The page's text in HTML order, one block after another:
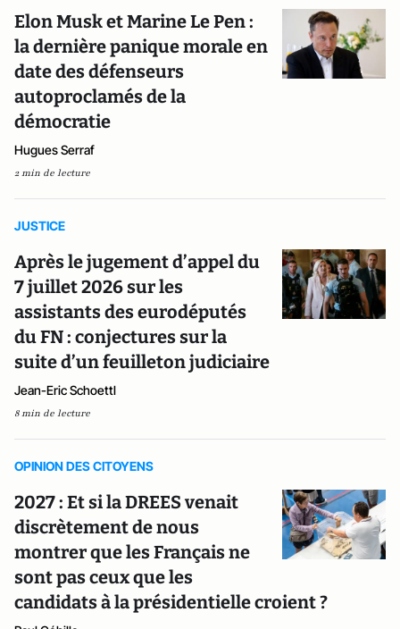
Elon Musk et Marine Le Pen :
la dernière panique morale en
date des défenseurs
autoproclamés de la
démocratie
Hugues Serraf
2 min de lecture
JUSTICE
Après le jugement d’appel du
7 juillet 2026 sur les
assistants des eurodéputés
du FN : conjectures sur la
suite d’un feuilleton judiciaire
Jean-Eric Schoettl
8 min de lecture
OPINION DES CITOYENS
2027 : Et si la DREES venait
discrètement de nous
montrer que les Français ne
sont pas ceux que les
candidats à la présidentielle croient ?